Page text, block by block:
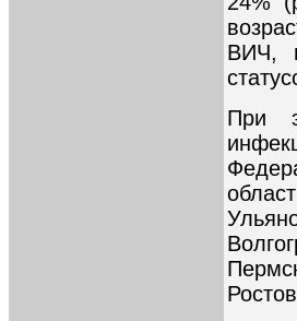
ВИЧ,
При